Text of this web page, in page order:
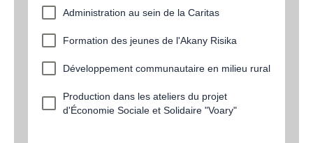
Administration au sein de la Caritas
Formation des jeunes de l'Akany Risika
Développement communautaire en milieu rural
Production dans les ateliers du projet
d'Économie Sociale et Solidaire "Voary"